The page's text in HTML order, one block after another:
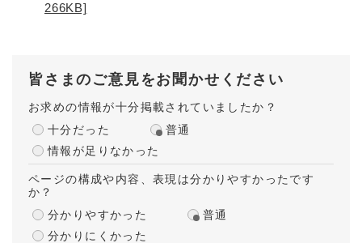
266KB]
皆さまのご意見をお聞かせください
お求めの情報が十分掲載されていましたか？
十分だった
普通
情報が足りなかった
ページの構成や内容、表現は分かりやすかったです
か？
分かりやすかった
普通
分かりにくかった